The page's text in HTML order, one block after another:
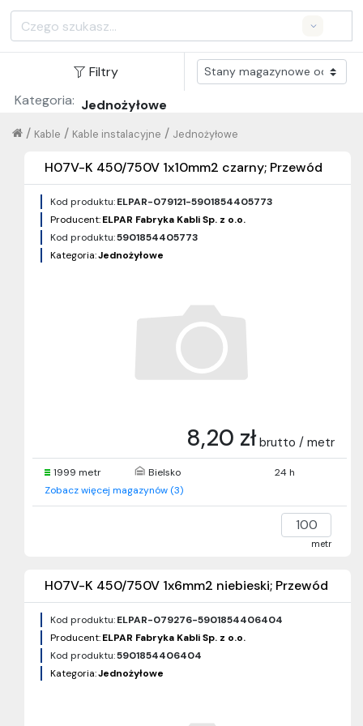
Search
Filtry
Kategoria: Jednożyłowe
Jednożyłowe
/
Kable instalacyjne
/
Kable
/
H07V-K 450/750V 1x10mm2 czarny; Przewód
Kod produktu:ELPAR-079121-5901854405773
Producent:ELPAR Fabryka Kabli Sp. z o.o.
Kod produktu:5901854405773
Kategoria:Jednożyłowe
8,20 zł brutto / metr
1999 metr Bielsko
24 h
Zobacz więcej magazynów (3)
metr
H07V-K 450/750V 1x6mm2 niebieski; Przewód
Kod produktu:ELPAR-079276-5901854406404
Producent:ELPAR Fabryka Kabli Sp. z o.o.
Kod produktu:5901854406404
Kategoria:Jednożyłowe